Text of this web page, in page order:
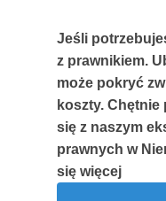
Jeśli
z prawnikiem.
może pokryć
koszty.
się z naszym
prawnych w
się więcej